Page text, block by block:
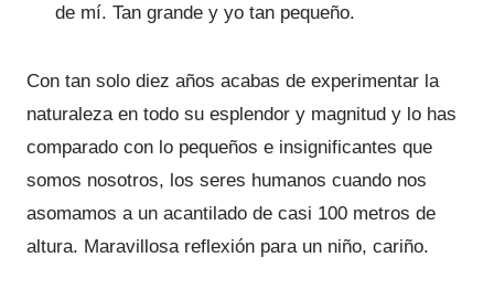
de mí. Tan grande y yo tan pequeño.
Con tan solo diez años acabas de experimentar la
naturaleza en todo su esplendor y magnitud y lo has
comparado con lo pequeños e insignificantes que
somos nosotros, los seres humanos cuando nos
asomamos a un acantilado de casi 100 metros de
altura. Maravillosa reflexión para un niño, cariño.